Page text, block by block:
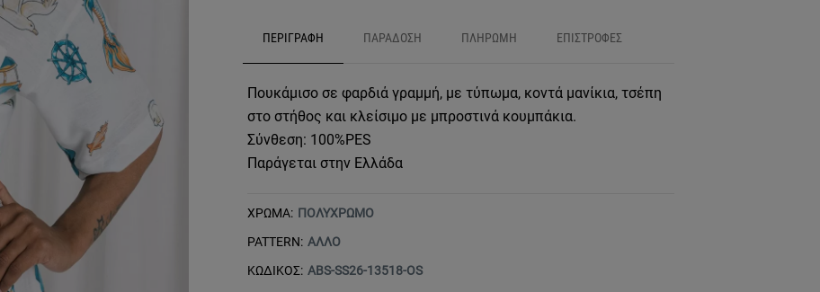
ΠΕΡΙΓΡΑΦΗ ΠΑΡΑΔΟΣΗ ΠΛΗΡΩΜΗ ΕΠΙΣΤΡΟΦΕΣ
Πουκάμισο σε φαρδιά γραμμή, με τύπωμα, κοντά μανίκια, τσέπη
στο στήθος και κλείσιμο με μπροστινά κουμπάκια.
Σύνθεση: 100%PES
Παράγεται στην Ελλάδα
ΧΡΩΜΑ: ΠΟΛΥΧΡΩΜΟ
PATTERN: ΑΛΛΟ
ΚΩΔΙΚΟΣ: ABS-SS26-13518-OS